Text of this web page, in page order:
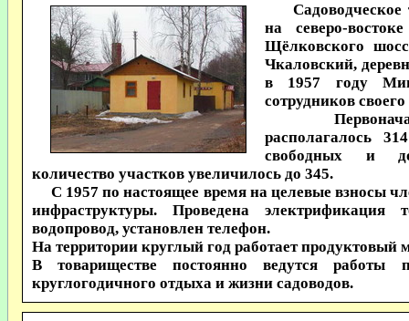
Садоводческое
на северо-
Щёлковского
Чкаловский,
в 1957 году
сотрудников
располагалось
свободных и
количество участков увеличилось до 345.
С 1957 по настоящее время на целевые взносы
инфраструктуры. Проведена
водопровод, установлен телефон.
На территории круглый год работает продуктовый
В товариществе постоянно ведутся
круглогодичного отдыха и жизни садоводов.